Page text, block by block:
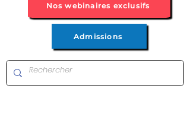
Nos webinaires exclusifs
Admissions